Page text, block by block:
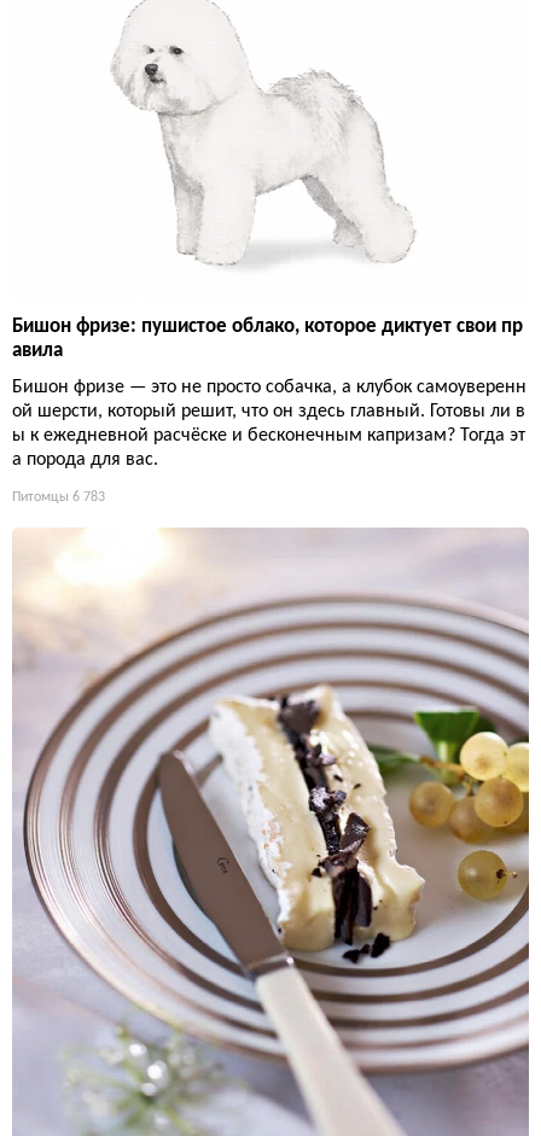
Бишон фризе: пушистое облако, которое диктует свои пр
авила
Бишон фризе — это не просто собачка, а клубок самоуверенн
ой шерсти, который решит, что он здесь главный. Готовы ли в
ы к ежедневной расчёске и бесконечным капризам? Тогда эт
а порода для вас.
Питомцы 6 783